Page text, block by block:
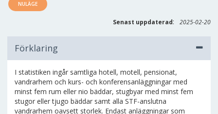
NULÄGE
Senast uppdaterad: 2025-02-20
Förklaring
I statistiken ingår samtliga hotell, motell, pensionat,
vandrarhem och kurs- och konferensanläggningar med
minst fem rum eller nio bäddar, stugbyar med minst fem
stugor eller tjugo bäddar samt alla STF-anslutna
vandrarhem oavsett storlek. Endast anläggningar som